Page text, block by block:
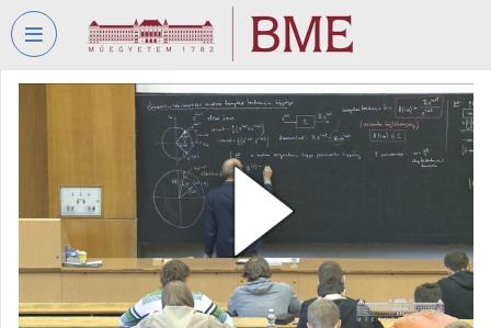
Fejléc kihagyása Menü kihagyása Tartalom kihagyása
TORIUM
MŰSZAKI
GAZDASÁGTUDOMÁNYI
EGYETEM
Intézményi kezdőlap